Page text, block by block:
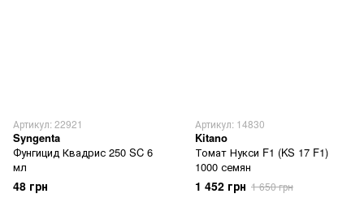
Артикул: 22921
Syngenta
Фунгицид Квадрис 250 SC 6
мл
48 грн
Артикул: 14830
Kitano
Томат Нукси F1 (KS 17 F1)
1000 семян
1 452 грн 1 650 грн